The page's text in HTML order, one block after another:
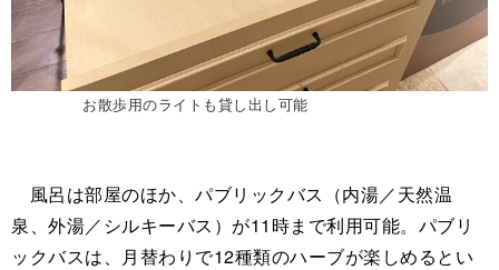
お散歩用のライトも貸し出し可能
風呂は部屋のほか、パブリックバス（内湯／天然温
泉、外湯／シルキーバス）が11時まで利用可能。パブリ
ックバスは、月替わりで12種類のハーブが楽しめるとい